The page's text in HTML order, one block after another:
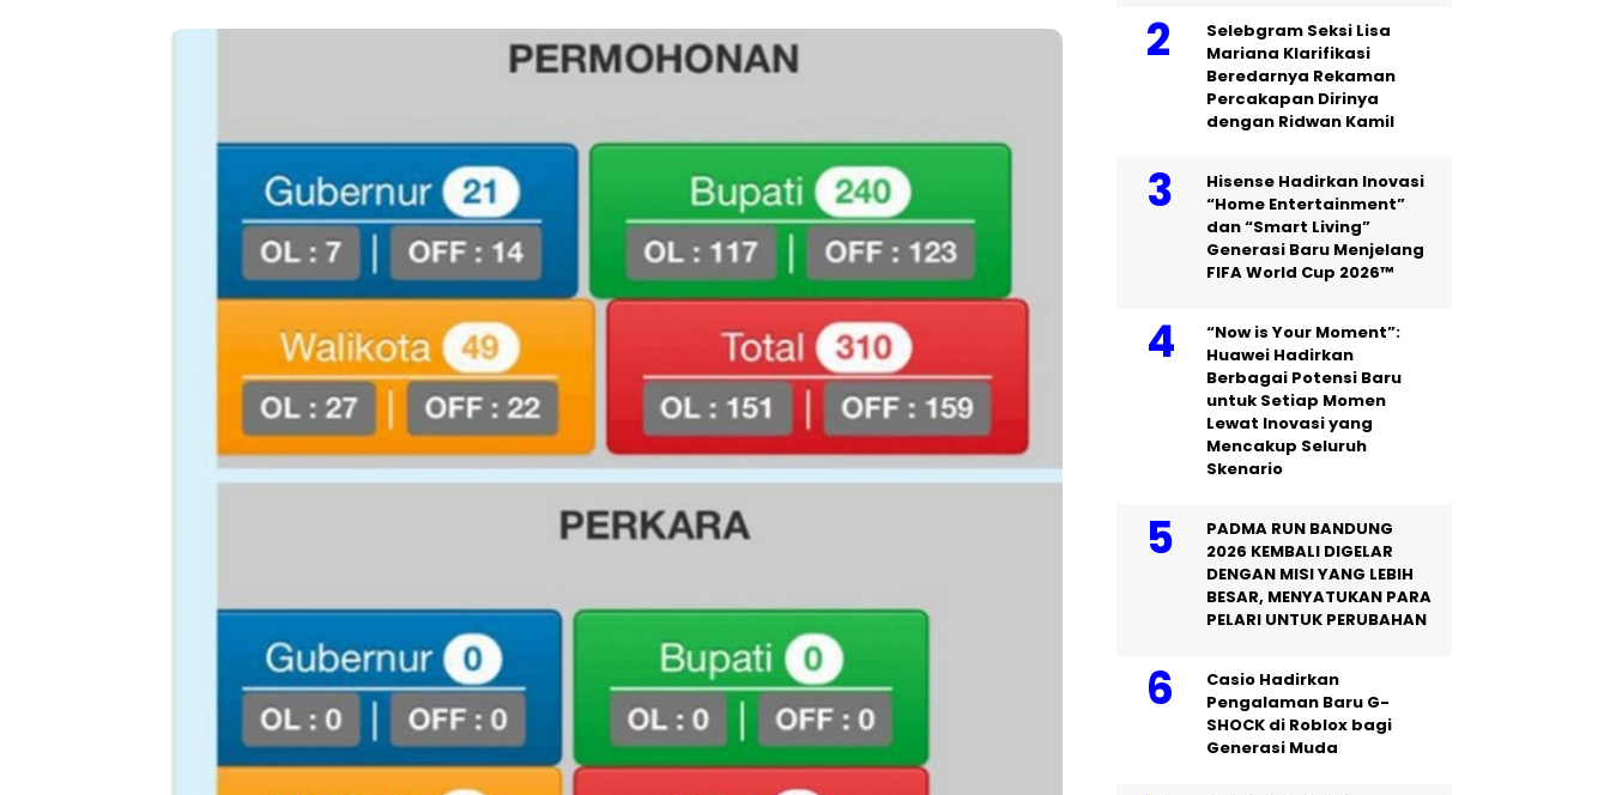
Selebgram Seksi Lisa
Mariana Klarifikasi
Beredarnya Rekaman
Percakapan Dirinya
dengan Ridwan Kamil
Hisense Hadirkan Inovasi
“Home Entertainment”
dan “Smart Living”
Generasi Baru Menjelang
FIFA World Cup 2026™
“Now is Your Moment”:
Huawei Hadirkan
Berbagai Potensi Baru
untuk Setiap Momen
Lewat Inovasi yang
Mencakup Seluruh
Skenario
PADMA RUN BANDUNG
2026 KEMBALI DIGELAR
DENGAN MISI YANG LEBIH
BESAR, MENYATUKAN PARA
PELARI UNTUK PERUBAHAN
Casio Hadirkan
Pengalaman Baru G-
SHOCK di Roblox bagi
Generasi Muda